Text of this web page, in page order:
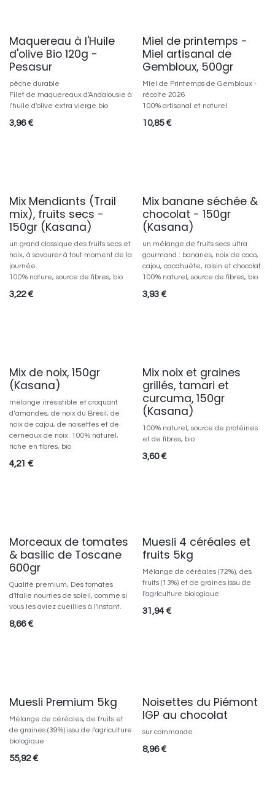
Maquereau à l'Huile
d'olive Bio 120g -
Pesasur
pêche durable
Filet de maquereaux d'Andalousie à
l'huile d'olive extra vierge bio
3,96€
Miel de printemps -
Miel artisanal de
Gembloux, 500gr
Miel de Printemps de Gembloux -
récolte 2026
100% artisanal et naturel
10,85€
Mix Mendiants (Trail
mix), fruits secs -
150gr (Kasana)
un grand classique des fruits secs et
noix, à savourer à tout moment de la
journée.
100% nature, source de fibres, bio
3,22€
Mix banane séchée &
chocolat - 150gr
(Kasana)
un mélange de fruits secs ultra
gourmand : bananes, noix de coco,
cajou, cacahuète, raisin et chocolat.
100% naturel, source de fibres, bio.
3,93€
Mix de noix, 150gr
(Kasana)
mélange irrésistible et croquant
d’amandes, de noix du Brésil, de
noix de cajou, de noisettes et de
cerneaux de noix. 100% naturel,
riche en fibres, bio
4,21 €
Mix noix et graines
grillés, tamari et
curcuma, 150gr
(Kasana)
100% naturel, source de protéines
et de fibres, bio
3,60€
Morceaux de tomates
& basilic de Toscane
600gr
Qualité premium, Des tomates
d'Italie nourries de soleil, comme si
vous les aviez cueillies à l'instant.
8,66€
Muesli 4 céréales et
fruits 5kg
Mélange de céréales (72%), des
fruits (13%) et de graines issu de
l'agriculture biologique.
31,94€
Muesli Premium 5kg
Mélange de céréales, de fruits et
de graines (39%) issu de l'agriculture
biologique
55,92€
Noisettes du Piémont
IGP au chocolat
sur commande
8,96€